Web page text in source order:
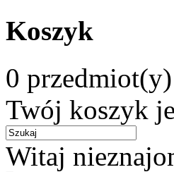
Koszyk
0 przedmiot(y)
Twój koszyk
Witaj